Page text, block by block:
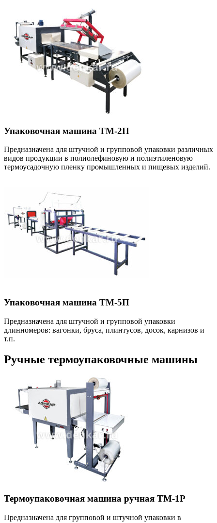
Упаковочная машина ТМ-2П
Предназначена для штучной и групповой упаковки различных
видов продукции в полиолефиновую и полиэтиленовую
термоусадочную пленку промышленных и пищевых изделий.
Упаковочная машина ТМ-5П
Предназначена для штучной и групповой упаковки
длинномеров: вагонки, бруса, плинтусов, досок, карнизов и
т.п.
Ручные термоупаковочные машины
Термоупаковочная машина ручная ТМ-1Р
Предназначена для групповой и штучной упаковки в